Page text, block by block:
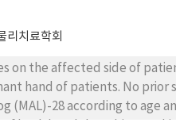
리치료학회
on the affected side of
hand of patients. No prior
28 according to age